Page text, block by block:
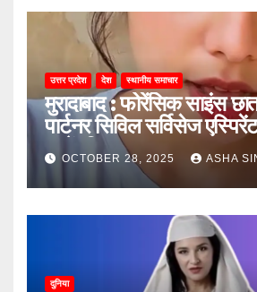
उत्तर प्रदेश देश स्थानीय समाचार
मुरादाबाद : फोरेंसिक साइंस
पार्टनर सिविल सर्विसेज
जानें, फिर क्या हुआ…
OCTOBER 28, 2025 ASHA
दुनिया